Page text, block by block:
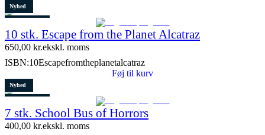
Nyhed
10 stk. Escape from the Planet Alcatraz
650,00 kr.ekskl. moms
ISBN:10Escapefromtheplanetalcatraz
Føj til kurv
Nyhed
7 stk. School Bus of Horrors
400,00 kr.ekskl. moms